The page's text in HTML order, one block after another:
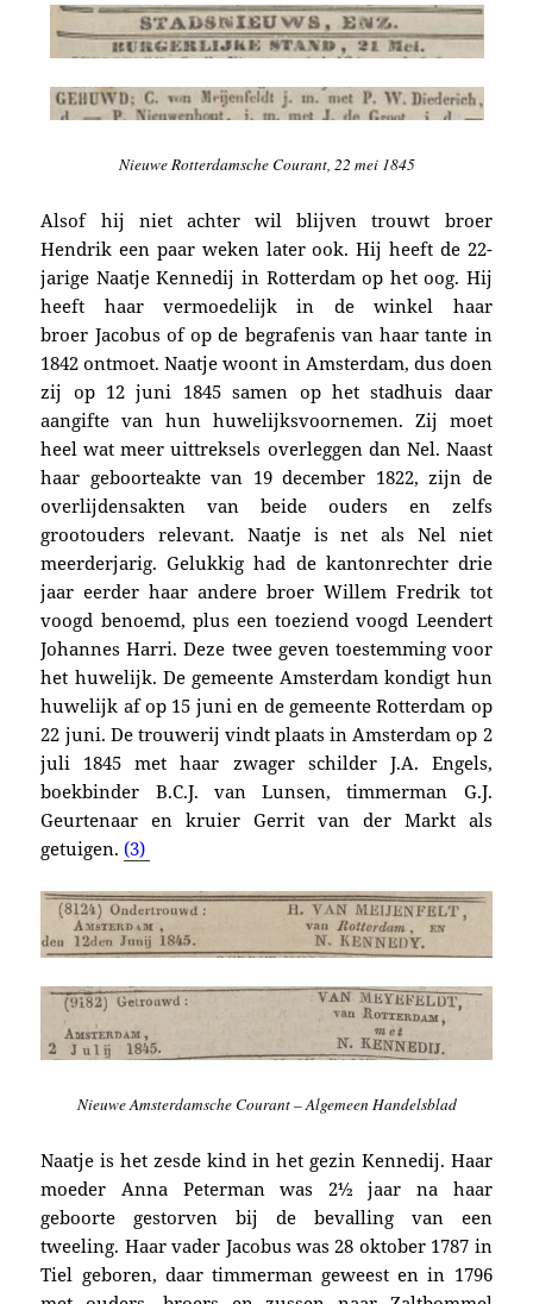
Nieuwe Rotterdamsche Courant, 22 mei 1845
Alsof hij niet achter wil blijven trouwt broer
Hendrik een paar weken later ook. Hij heeft de 22-
jarige Naatje Kennedij in Rotterdam op het oog. Hij
heeft haar vermoedelijk in de winkel haar
broer Jacobus of op de begrafenis vanhaar tante in
1842 ontmoet. Naatje woont in Amsterdam, dus doen
zij op 12 juni 1845 samen op het stadhuis daar
aangiftevan hun huwelijksvoornemen. Zij moet
heel wat meer uittreksels overleggen dan Nel. Naast
haar geboorteakte van 19 december 1822, zijn de
overlijdensakten van beide ouders en zelfs
grootouders relevant. Naatje is net als Nel niet
meerderjarig. Gelukkig had de kantonrechter drie
jaar eerder haar andere broer Willem Fredrik tot
voogd benoemd, plus eentoeziend voogd Leendert
Johannes Harri. Deze twee geven toestemming voor
het huwelijk. De gemeente Amsterdam kondigt hun
huwelijk af op 15 juni en de gemeente Rotterdam op
22 juni. De trouwerij vindt plaatsin Amsterdamop 2
juli 1845 met haar zwager schilder J.A. Engels,
boekbinder B.C.J. van Lunsen, timmerman G.J.
Geurtenaar en kruier Gerrit van der Markt als
getuigen.(3)
Nieuwe Amsterdamsche Courant – Algemeen Handelsblad
Naatje is het zesde kind in het gezin Kennedij. Haar
moeder Anna Peterman was 2½ jaar na haar
geboorte gestorven bij de bevalling van een
tweeling. Haar vader Jacobus was 28 oktober 1787 in
Tiel geboren, daar timmerman geweest en in 1796